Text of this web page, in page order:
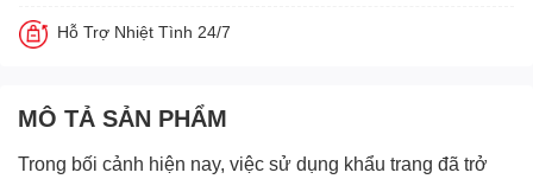
Hỗ Trợ Nhiệt Tình 24/7
MÔ TẢ SẢN PHẨM
Trong bối cảnh hiện nay, việc sử dụng khẩu trang đã trở